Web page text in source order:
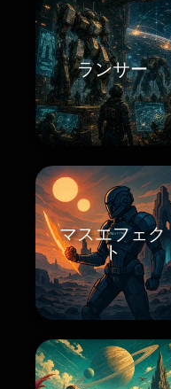
ランサー
マスエフェク
ト